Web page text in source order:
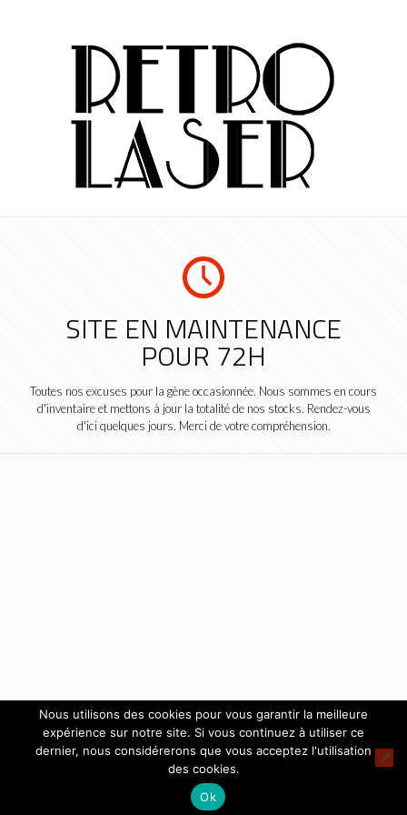
SITE EN MAINTENANCE
POUR 72H
Toutes nos excuses pour la gène occasionnée. Nous sommes en cours
d'inventaire et mettons à jour la totalité de nos stocks. Rendez-vous
d'ici quelques jours. Merci de votre compréhension.
Nous utilisons des cookies pour vous garantir la meilleure
expérience sur notre site. Si vous continuez à utiliser ce
dernier, nous considérerons que vous acceptez l'utilisation
des cookies.
Ok